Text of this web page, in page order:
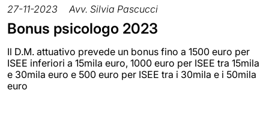
27-11-2023 Avv. Silvia Pascucci
Bonus psicologo 2023
Il D.M. attuativo prevede un bonus fino a 1500 euro per
ISEE inferiori a 15mila euro, 1000 euro per ISEE tra 15mila
e 30mila euro e 500 euro per ISEE tra i 30mila e i 50mila
euro